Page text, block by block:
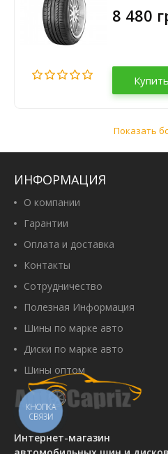
8 480
Купить
R19 111V
R19 111Y XL
Артикул:
Показать
Интернет-магазин
ИНФОРМАЦИЯ
О компании
Гарантии
Оплата и доставка
Контакты
Сотрудничество
Полезная Информация
Шины по марке авто
Диски по марке авто
Шины оптом
КНОПКА
СВЯЗИ